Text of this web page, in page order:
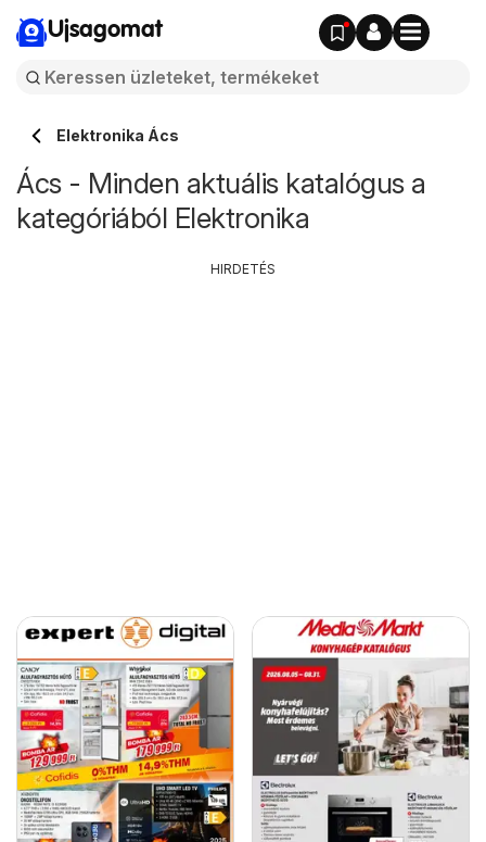
Ujsagomat
Elektronika Ács
Ács - Minden aktuális katalógus a
kategóriából Elektronika
HIRDETÉS